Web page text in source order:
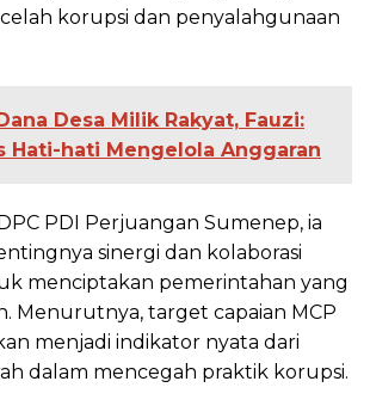
korupsi dan penyalahgunaan
Desa Milik Rakyat, Fauzi:
Hati-hati Mengelola Anggaran
PDI Perjuangan Sumenep, ia
sinergi dan kolaborasi
menciptakan pemerintahan yang
Menurutnya, target capaian MCP
menjadi indikator nyata dari
dalam mencegah praktik korupsi.